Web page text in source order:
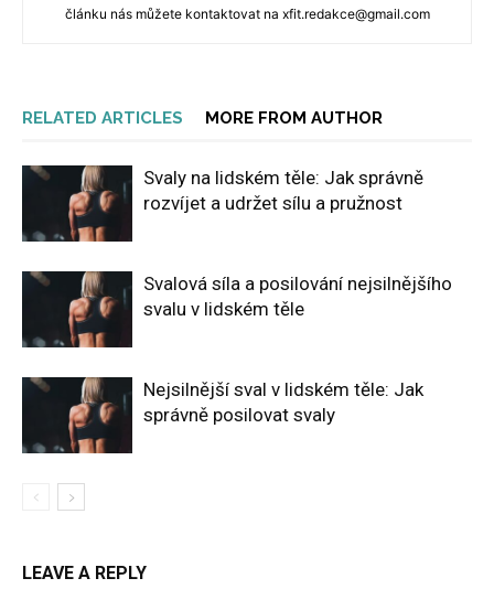
článku nás můžete kontaktovat na xfit.redakce@gmail.com
RELATED ARTICLES MORE FROM AUTHOR
Svaly na lidském těle: Jak správně
rozvíjet a udržet sílu a pružnost
Svalová síla a posilování nejsilnějšího
svalu v lidském těle
Nejsilnější sval v lidském těle: Jak
správně posilovat svaly
LEAVE A REPLY